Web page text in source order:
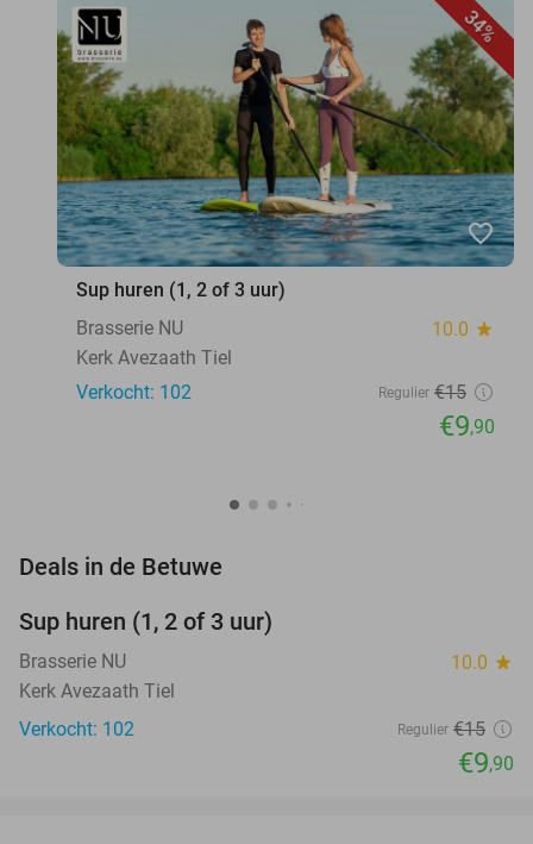
34%
favorite_border
Sup huren (1, 2 of 3 uur)
Brasserie NU
10.0 star
Kerk Avezaath Tiel
Verkocht: 102
Regulier €15
€9,90
Deals in de Betuwe
Sup huren (1, 2 of 3 uur)
Brasserie NU 10.0 star
Kerk Avezaath Tiel
Verkocht: 102
Regulier €15
€9,90